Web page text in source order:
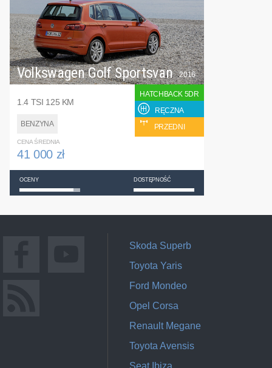
Volkswagen Golf Sportsvan
1.4 TSI 125 KM
BENZYNA
2016
HATCHBACK 5DR
RĘCZNA
PRZEDNI
CENA ŚREDNIA
41 000 zł
OCENY DOSTĘPNOŚĆ
Skoda Superb
Toyota Yaris
Ford Mondeo
Opel Corsa
Renault Megane
Toyota Avensis